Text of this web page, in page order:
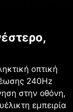
οπτική
240Hz
στην οθόνη,
εμπειρία